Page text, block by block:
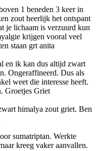
1 beneden 3 keer in
zout heerlijk het ontspant
je lichaam is verzuurd kun
krijgen vooral veel
staan grt anita
en ik kan dus altijd zwart
Ongeraffineerd. Dus als
weet die interesse heeft.
Groetjes Griet
himalya zout griet. Ben
sumatriptan. Werkte
kreeg vaker aanvallen.